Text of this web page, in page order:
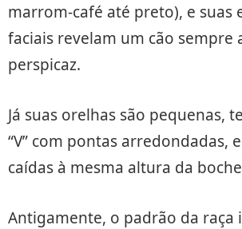
marrom-café até preto), e suas
faciais revelam um cão sempre
perspicaz.
Já suas orelhas são pequenas,
“V” com pontas arredondadas,
caídas à mesma altura da
Antigamente, o padrão da raça